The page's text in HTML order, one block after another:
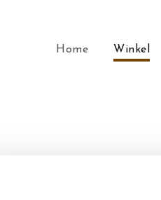
Home Winkel